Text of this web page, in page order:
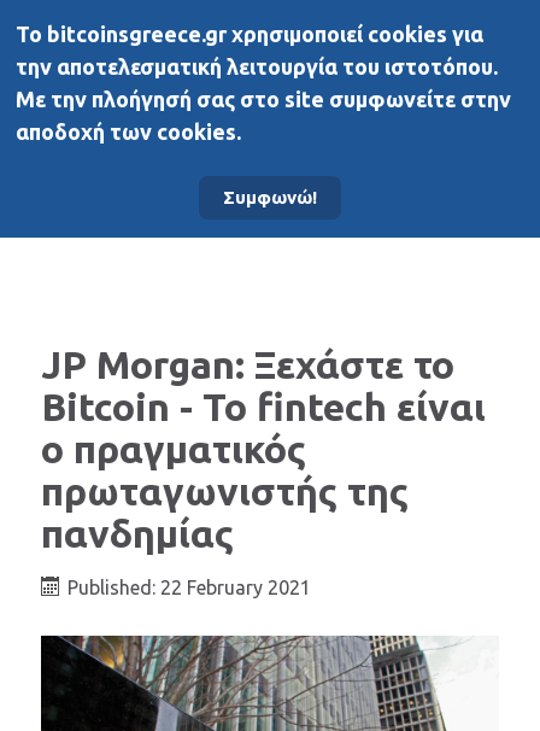
BitcoinsGreece
Άλλα μέσα
JP Morgan: Ξεχάστε το
Bitcoin - Το fintech είναι
ο πραγματικός
πρωταγωνιστής της
πανδημίας
Published: 22 February 2021
To bitcoinsgreece.gr χρησιμοποιεί cookies για
την αποτελεσματική λειτουργία του ιστοτόπου.
Με την πλοήγησή σας στο site συμφωνείτε στην
αποδοχή των cookies.
Συμφωνώ!